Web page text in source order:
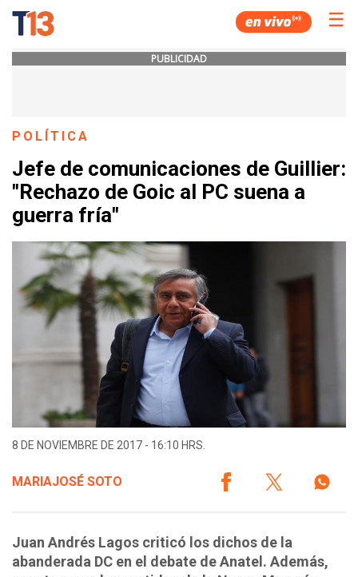
☰
PUBLICIDAD
POLÍTICA
Jefe de comunicaciones de Guillier:
"Rechazo de Goic al PC suena a
guerra fría"
8 DE NOVIEMBRE DE 2017 - 16:10 HRS.
MARIAJOSÉ SOTO
Juan Andrés Lagos criticó los dichos de la
abanderada DC en el debate de Anatel. Además,